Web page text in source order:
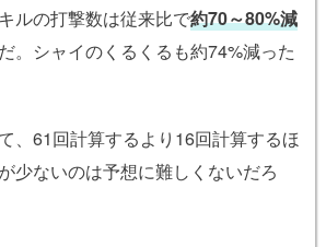
ルの打撃数は従来比で約70～80%減
。シャイのくるくるも約74%減った
、61回計算するより16回計算するほ
少ないのは予想に難しくないだろ